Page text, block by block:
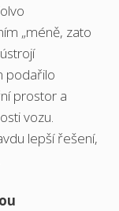
„méně, zato
podařilo
prostor a
vozu.
lepší řešení,